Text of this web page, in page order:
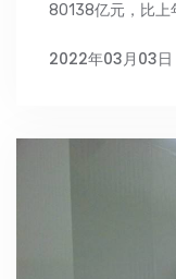
80138亿元，比上
2022年03月03日